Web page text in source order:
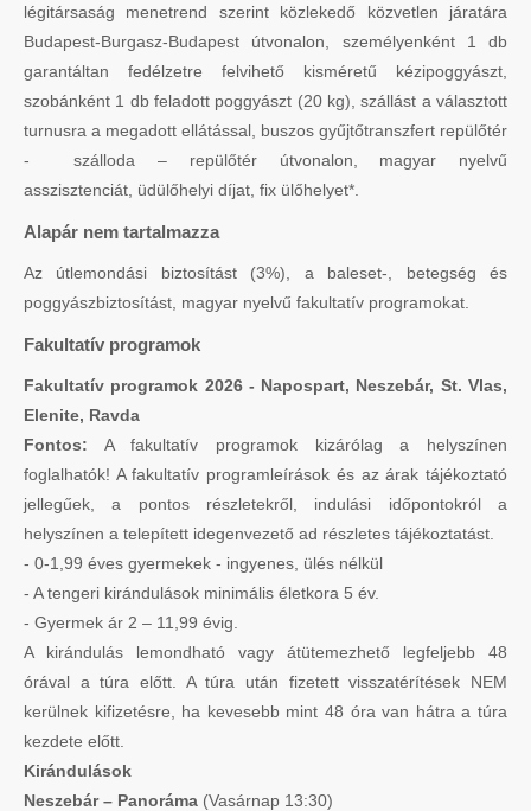
légitársaság menetrend szerint közlekedő közvetlen járatára
Budapest-Burgasz-Budapest útvonalon, személyenként 1 db
garantáltan fedélzetre felvihető kisméretű kézipoggyászt,
szobánként 1 db feladott poggyászt (20 kg), szállást a választott
turnusra a megadott ellátással, buszos gyűjtőtranszfert repülőtér
- szálloda – repülőtér útvonalon, magyar nyelvű
asszisztenciát, üdülőhelyi díjat, fix ülőhelyet*.
Alapár nem tartalmazza
Az útlemondási biztosítást (3%), a baleset-, betegség és
poggyászbiztosítást, magyar nyelvű fakultatív programokat.
Fakultatív programok
Fakultatív programok 2026 - Napospart, Neszebár, St. Vlas,
Elenite, Ravda
Fontos: A fakultatív programok kizárólag a helyszínen
foglalhatók! A fakultatív programleírások és az árak tájékoztató
jellegűek, a pontos részletekről, indulási időpontokról a
helyszínen a telepített idegenvezető ad részletes tájékoztatást.
- 0-1,99 éves gyermekek - ingyenes, ülés nélkül
- A tengeri kirándulások minimális életkora 5 év.
- Gyermek ár 2 – 11,99 évig.
A kirándulás lemondható vagy átütemezhető legfeljebb 48
órával a túra előtt. A túra után fizetett visszatérítések NEM
kerülnek kifizetésre, ha kevesebb mint 48 óra van hátra a túra
kezdete előtt.
Kirándulások
Neszebár – Panoráma (Vasárnap 13:30)